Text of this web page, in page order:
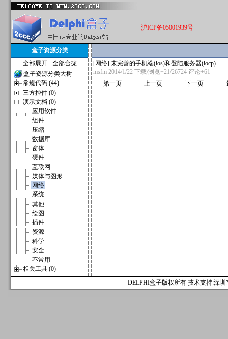
沪ICP备05001939号
盒子资源分类
全部展开- 全部合拢
盒子资源分类大树
常规代码 (44)
三方控件 (0)
演示文档 (0)
应用软件
组件
压缩
数据库
窗体
硬件
互联网
媒体与图形
网络
系统
其他
绘图
插件
资源
科学
安全
不常用
相关工具 (0)
[网络] 未完善的手机端(ios)和登陆服务器(iocp)
msfm 2014/1/22 下载/浏览+21/26724 评论+61
第一页
上一页 下一页
DELPHI盒子版权所有 技术支持:深